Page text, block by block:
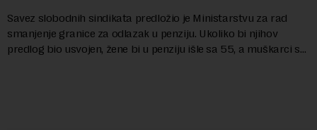
Savez slobodnih sindikata predložio je Ministarstvu za rad
smanjenje granice za odlazak u penziju. Ukoliko bi njihov
predlog bio usvojen, žene bi u penziju išle sa 55, a muškarci sa